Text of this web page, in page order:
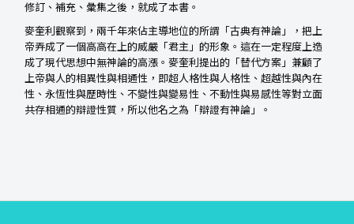
修訂、補充、彙集之後，就成了本書。
麥奎利觀察到，兩千年來佔主導地位的所謂「古典有神論」，把上
帝弄成了一個高高在上的威嚴「君主」的形象。這在一定程度上造
成了現代思想中無神論的高漲。麥奎利提出的「替代方案」兼顧了
上帝與人的相異性與相通性，即超人格性與人格性、超越性與內在
性、永恆性與歷時性、不變性與變易性、不動性與易感性等對立面
共存相通的辯證性質，所以他名之為「辯證有神論」。